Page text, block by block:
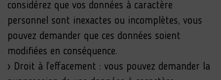
considérez que vos données à caractère
personnel sont inexactes ou incomplètes, vous
pouvez demander que ces données soient
modifiées en conséquence.
› Droit à l’effacement : vous pouvez demander la